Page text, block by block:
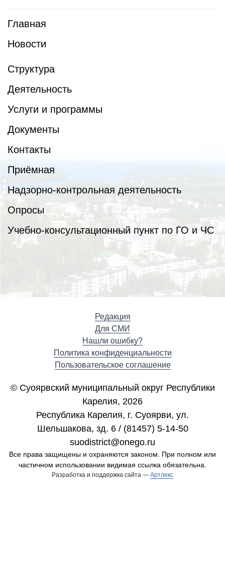
Главная
Новости
Структура
Деятельность
Услуги и программы
Документы
Контакты
Приёмная
Надзорно-контрольная деятельность
Опросы
Учебно-консультационный пункт по ГО и ЧС
Редакция
Для СМИ
Нашли ошибку?
Политика конфиденциальности
Пользовательское соглашение
© Суоярвский муниципальный округ Республики
Карелия, 2026
Республика Карелия, г. Cуоярви, ул.
Шельшакова, зд. 6 / (81457) 5-14-50
suodistrict@onego.ru
Все права защищены и охраняются законом. При полном или
частичном использовании видимая ссылка обязательна.
Разработка и поддержка сайта — Артлекс